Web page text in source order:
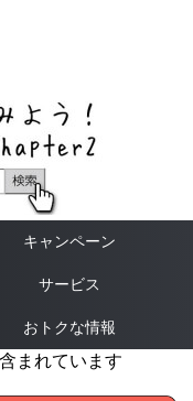
キャンペーン
サービス
おトクな情報
まれています